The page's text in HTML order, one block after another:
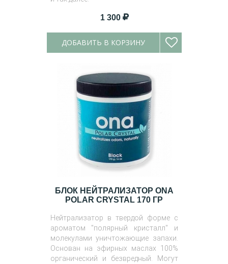
1 300
ДОБАВИТЬ В КОРЗИНУ
БЛОК НЕЙТРАЛИЗАТОР ONA
POLAR CRYSTAL 170 ГР
Нейтрализатор в твердой форме с
ароматом "полярный кристалл" и
молекулами уничтожающие запахи.
Основан на эфирных маслах 100%
органический и безвредный. Могут